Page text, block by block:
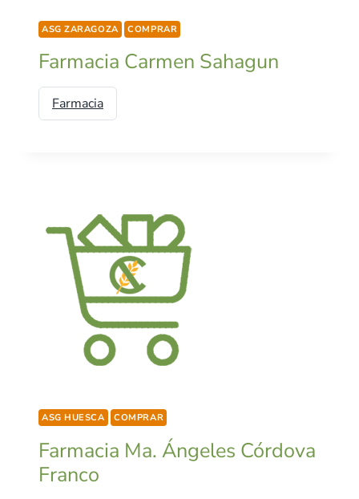
ASG ZARAGOZA COMPRAR
Farmacia Carmen Sahagun
Farmacia
ASG HUESCA COMPRAR
Farmacia Ma. Ángeles Córdova
Franco